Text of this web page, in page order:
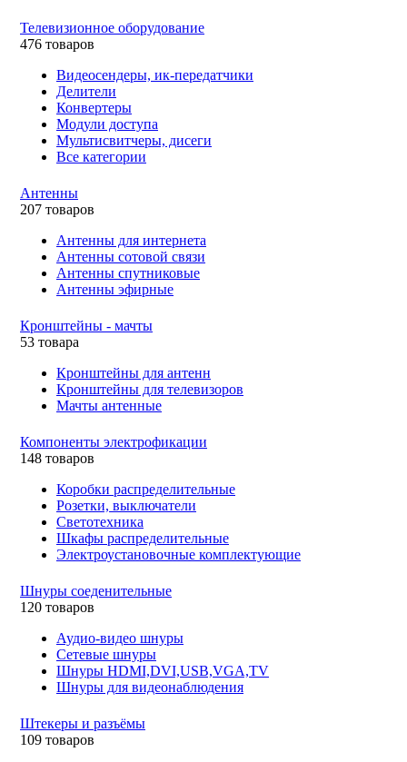
Телевизионное оборудование
476 товаров
Видеосендеры, ик-передатчики
Делители
Конвертеры
Модули доступа
Мультисвитчеры, дисеги
Все категории
Антенны
207 товаров
Антенны для интернета
Антенны сотовой связи
Антенны спутниковые
Антенны эфирные
Кронштейны - мачты
53 товара
Кронштейны для антенн
Кронштейны для телевизоров
Мачты антенные
Компоненты электрофикации
148 товаров
Коробки распределительные
Розетки, выключатели
Светотехника
Шкафы распределительные
Электроустановочные комплектующие
Шнуры соеденительные
120 товаров
Аудио-видео шнуры
Сетевые шнуры
Шнуры HDMI,DVI,USB,VGA,TV
Шнуры для видеонаблюдения
Штекеры и разъёмы
109 товаров